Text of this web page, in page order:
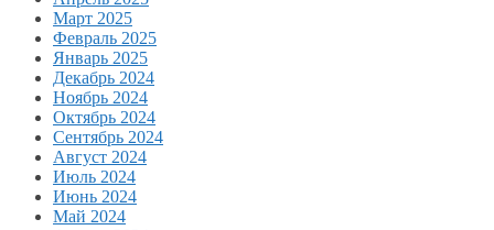
Март 2025
Февраль 2025
Январь 2025
Декабрь 2024
Ноябрь 2024
Октябрь 2024
Сентябрь 2024
Август 2024
Июль 2024
Июнь 2024
Май 2024